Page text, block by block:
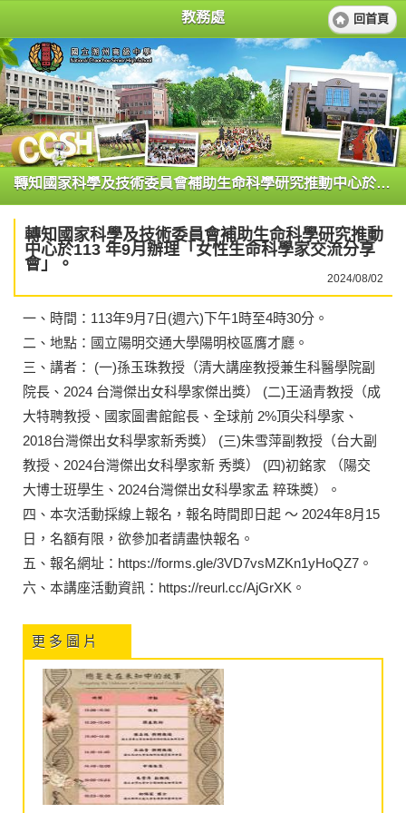
教務處 回首頁
轉知國家科學及技術委員會補助生命科學研究推動中心於113 年9月辦理「女性生命科學家交流分享會」。
轉知國家科學及技術委員會補助生命科學研究推動
中心於113 年9月辦理「女性生命科學家交流分享
會」。
2024/08/02
一、時間：113年9月7日(週六)下午1時至4時30分。
二、地點：國立陽明交通大學陽明校區膺才廳。
三、講者： (一)孫玉珠教授（清大講座教授兼生科醫學院副
院長、2024 台灣傑出女科學家傑出獎） (二)王涵青教授（成
大特聘教授、國家圖書館館長、全球前 2%頂尖科學家、
2018台灣傑出女科學家新秀獎） (三)朱雪萍副教授（台大副
教授、2024台灣傑出女科學家新 秀獎） (四)初銘家 （陽交
大博士班學生、2024台灣傑出女科學家孟 粹珠獎）。
四、本次活動採線上報名，報名時間即日起 ～ 2024年8月15
日，名額有限，欲參加者請盡快報名。
五、報名網址：https://forms.gle/3VD7vsMZKn1yHoQZ7。
六、本講座活動資訊：https://reurl.cc/AjGrXK。
更 多 圖 片